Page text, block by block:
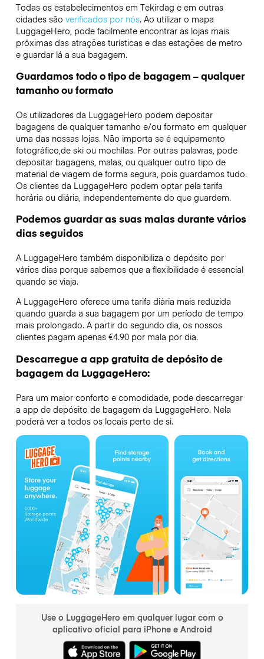
Todas os estabelecimentos em Tekirdag e em outras
cidades são verificados por nós. Ao utilizar o mapa
LuggageHero, pode facilmente encontrar as lojas mais
próximas das atrações turísticas e das estações de metro
e guardar lá a sua bagagem.
Guardamos todo o tipo de bagagem – qualquer
tamanho ou formato
Os utilizadores da LuggageHero podem depositar
bagagens de qualquer tamanho e/ou formato em qualquer
uma das nossas lojas. Não importa se é equipamento
fotográfico,de ski ou mochilas. Por outras palavras, pode
depositar bagagens, malas, ou qualquer outro tipo de
material de viagem de forma segura, pois guardamos tudo.
Os clientes da LuggageHero podem optar pela tarifa
horária ou diária, independentemente do que guardem.
Podemos guardar as suas malas durante vários
dias seguidos
A LuggageHero também disponibiliza o depósito por
vários dias porque sabemos que a flexibilidade é essencial
quando se viaja.
A LuggageHero oferece uma tarifa diária mais reduzida
quando guarda a sua bagagem por um período de tempo
mais prolongado. A partir do segundo dia, os nossos
clientes pagam apenas €4.90 por mala por dia.
Descarregue a app gratuita de depósito de
bagagem da LuggageHero:
Para um maior conforto e comodidade, pode descarregar
a app de depósito de bagagem da LuggageHero. Nela
poderá ver a todos os locais perto de si.
Use o LuggageHero em qualquer lugar com o
aplicativo oficial para iPhone e Android